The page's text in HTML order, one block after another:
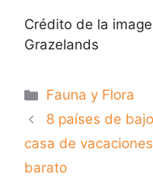
Crédito de la
Grazelands
Categorías
Fauna y Flora
8 países de
casa de
barato